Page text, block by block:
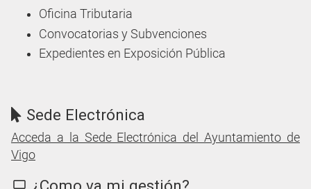
Oficina Tributaria
Convocatorias y Subvenciones
Expedientes en Exposición Pública
Sede Electrónica
Acceda a la Sede Electrónica del Ayuntamiento de
Vigo